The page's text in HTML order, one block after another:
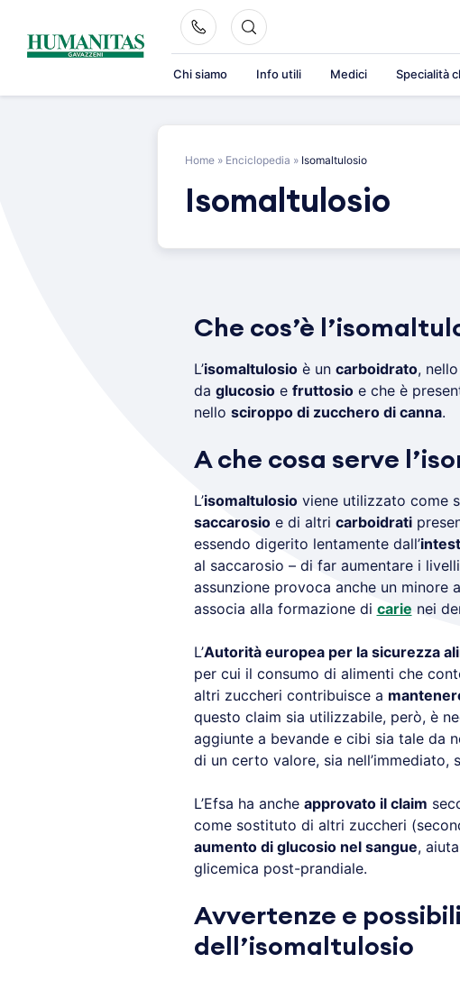
content
Chi siamo Info utili Medici Specialità
Home » Enciclopedia » Isomaltulosio
Isomaltulosio
Che cos’è
L’isomaltulosioè un carboidrato,
da glucosioe fruttosioe che è
nello sciroppo di zucchero di canna.
A che cosa serve l
L’isomaltulosioviene utilizzato come
saccarosioe di altri carboidrati
essendo digerito lentamente dall’
al saccarosio – di far aumentare i
assunzione provoca anche un minore
associa alla formazione di carie nei
L’Autorità europea per la sicurezza
per cui il consumo di alimenti che
altri zuccheri contribuisce a
questo claim sia utilizzabile, però, è
aggiunte a bevande e cibi sia tale da
di un certo valore, sia nell’immediato,
L’Efsa ha anche approvato il claim
come sostituto di altri zuccheri
aumento di glucosio nel sangue,
glicemica post-prandiale.
Avvertenze e
dell ’isomaltulosio